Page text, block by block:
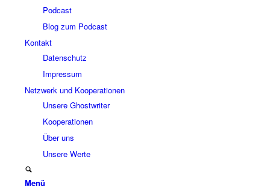
Podcast
Blog zum Podcast
Kontakt
Datenschutz
Impressum
Netzwerk und Kooperationen
Unsere Ghostwriter
Kooperationen
Über uns
Unsere Werte
Menü